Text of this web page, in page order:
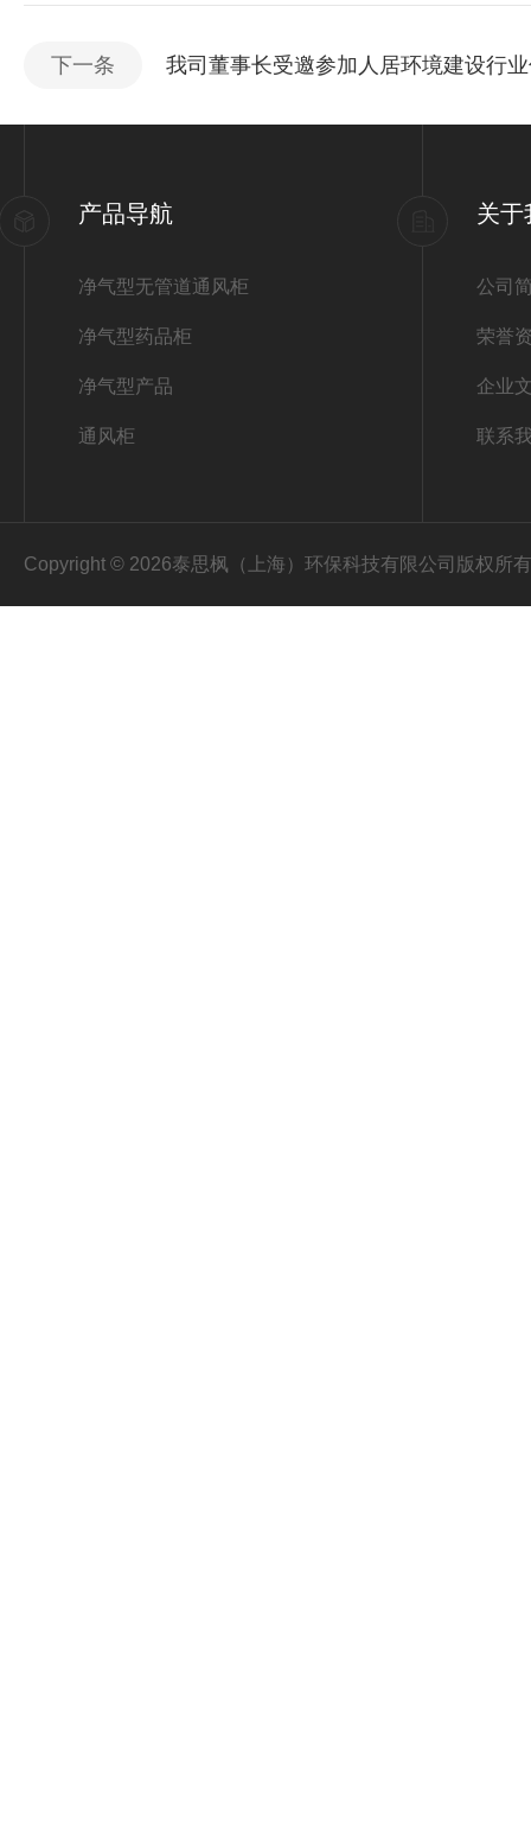
下一条 我司董事长受邀参加人居环境建设行
产品导航
净气型无管道通风柜
净气型药品柜
净气型产品
通风柜
关于
公司
荣誉
企业
联系
Copyright © 2026泰思枫（上海）环保科技有限公司版权